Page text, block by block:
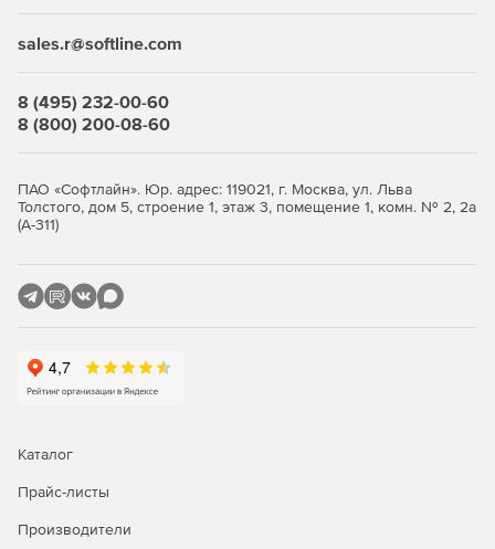
предотвращать несанкционированный доступ к
Шифрование данных
обеспечивает дополнительный уровень защиты в случае
утечки или несанкционированного доступа. Шифрование
помогает сохранить конфиденциальность информации,
Мониторинг и аналитика
мониторинг событий и предоставляют аналитику,
позволяющую выявлять потенциальные угрозы. Это
внедрения
sales.r@softline.com
8 (495) 232-00-60
8 (800) 200-08-60
ПАО «Софтлайн». Юр. адрес: 119021, г. Москва, ул. Льва
Толстого, дом 5, строение 1, этаж 3, помещение 1, комн. № 2, 2а
(А-311)
Каталог
Прайс-листы
Производители